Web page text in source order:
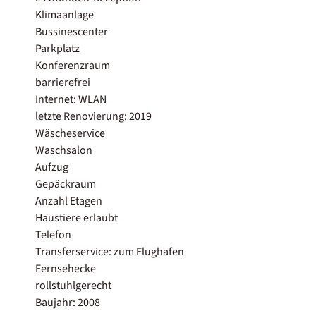
Klimaanlage
Bussinescenter
Parkplatz
Konferenzraum
barrierefrei
Internet: WLAN
letzte Renovierung: 2019
Wäscheservice
Waschsalon
Aufzug
Gepäckraum
Anzahl Etagen
Haustiere erlaubt
Telefon
Transferservice: zum Flughafen
Fernsehecke
rollstuhlgerecht
Baujahr: 2008